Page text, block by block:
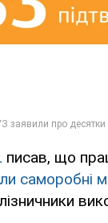
писав, що
саморобні